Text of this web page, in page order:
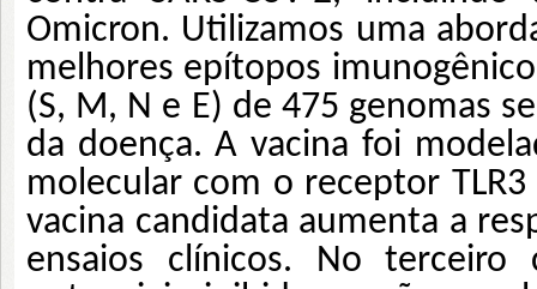
Omicron. Utilizamos uma
melhores epítopos
(S, M, N e E) de 475 genomas
da doença. A vacina foi
molecular com o receptor
vacina candidata aumenta a
ensaios clínicos. No terceiro